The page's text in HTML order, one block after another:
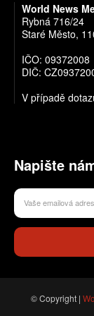
World News
Rybná 716/24
Staré Město,
IČO: 09372008
DIČ:
V případě
Napište
© Copyright |